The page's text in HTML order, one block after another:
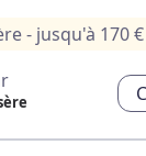
- jusqu'à 170€